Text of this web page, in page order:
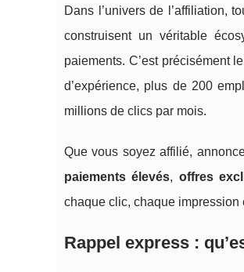
Dans l’univers de l’affiliation,
construisent un véritable
paiements. C’est précisément
d’expérience, plus de 200
millions de clics par mois.
Que vous soyez affilié,
paiements élevés, offres
chaque clic, chaque
Rappel express :